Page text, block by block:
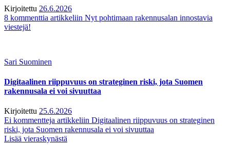
Kirjoitettu 26.6.2026
8 kommenttia artikkeliin Nyt pohtimaan rakennusalan innostavia
viestejä!
Sari Suominen
Digitaalinen riippuvuus on strateginen riski, jota Suomen
rakennusala ei voi sivuuttaa
Kirjoitettu 25.6.2026
Ei kommentteja artikkeliin Digitaalinen riippuvuus on strateginen
riski, jota Suomen rakennusala ei voi sivuuttaa
Lisää vieraskynästä